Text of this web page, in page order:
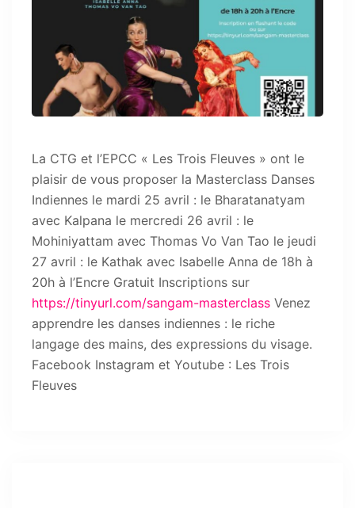
La CTG et l’EPCC « Les Trois Fleuves » ont le
plaisir de vous proposer la Masterclass Danses
Indiennes le mardi 25 avril : le Bharatanatyam
avec Kalpana le mercredi 26 avril : le
Mohiniyattam avec Thomas Vo Van Tao le jeudi
27 avril : le Kathak avec Isabelle Anna de 18h à
20h à l’Encre Gratuit Inscriptions sur
https://tinyurl.com/sangam-masterclass Venez
apprendre les danses indiennes : le riche
langage des mains, des expressions du visage.
Facebook Instagram et Youtube : Les Trois
Fleuves